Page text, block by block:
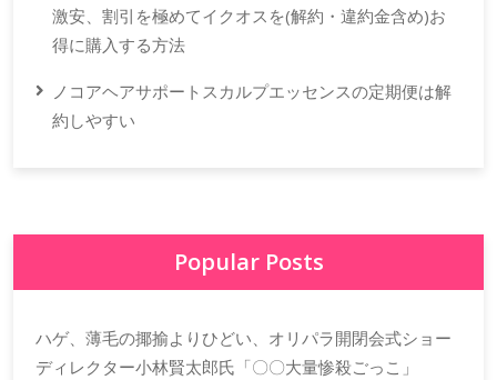
激安、割引を極めてイクオスを(解約・違約金含め)お
得に購入する方法
ノコアヘアサポートスカルプエッセンスの定期便は解
約しやすい
Popular Posts
ハゲ、薄毛の揶揄よりひどい、オリパラ開閉会式ショー
ディレクター小林賢太郎氏「〇〇大量惨殺ごっこ」